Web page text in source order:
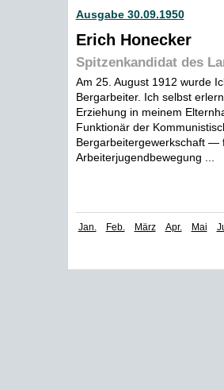
Ausgabe 30.09.1950
Erich Honecker
Spitzenkandidat des
Am 25. August 1912 wurde
Bergarbeiter. Ich selbst
Erziehung in meinem
Funktionär der
Bergarbeitergewerkschaft —
Arbeiterjugendbewegung ...
Jan. Feb. März Apr. Mai